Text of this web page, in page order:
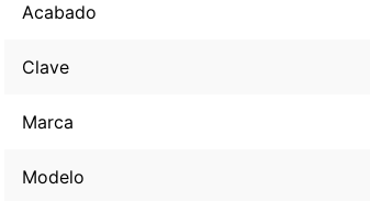
Acabado
Clave
Marca
Modelo